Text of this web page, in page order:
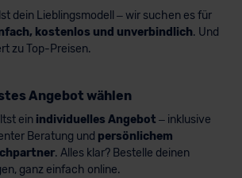
dein Lieblingsmodell – wir suchen es für
kostenlos und unverbindlich. Und
zu Top-Preisen.
Angebot wählen
ein individuelles Angebot – inklusive
Beratung und persönlichem
. Alles klar? Bestelle deinen
ganz einfach online.